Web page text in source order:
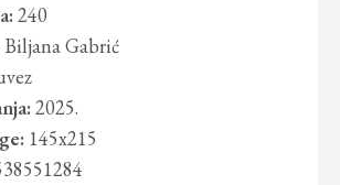
240
Biljana Gabrić
2025.
145x215